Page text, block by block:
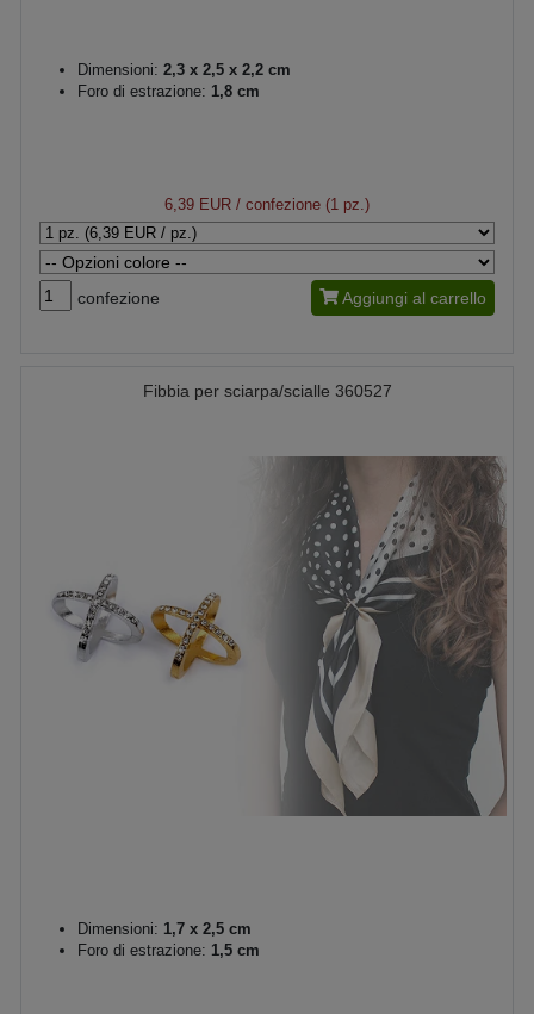
Dimensioni: 2,3 x 2,5 x 2,2 cm
Foro di estrazione: 1,8 cm
6,39 EUR / confezione (1 pz.)
confezione Aggiungi al carrello
Fibbia per sciarpa/scialle 360527
Dimensioni: 1,7 x 2,5 cm
Foro di estrazione: 1,5 cm